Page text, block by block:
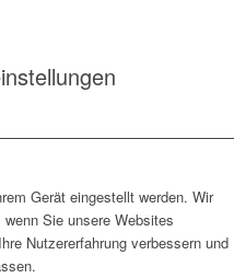
Gerät eingestellt werden. Wir
Sie unsere Websites
Nutzererfahrung verbessern und